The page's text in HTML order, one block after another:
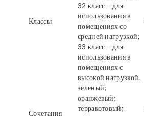
Классы
32 класс – для
использования в
помещениях со
средней нагрузкой;
33 класс – для
использования в
помещениях с
высокой нагрузкой.
Сочетания
зеленый;
оранжевый;
терракотовый;